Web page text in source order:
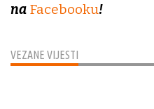
VEZANE VIJESTI
na Facebooku!